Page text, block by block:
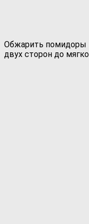
Обжарить помидоры
двух сторон до